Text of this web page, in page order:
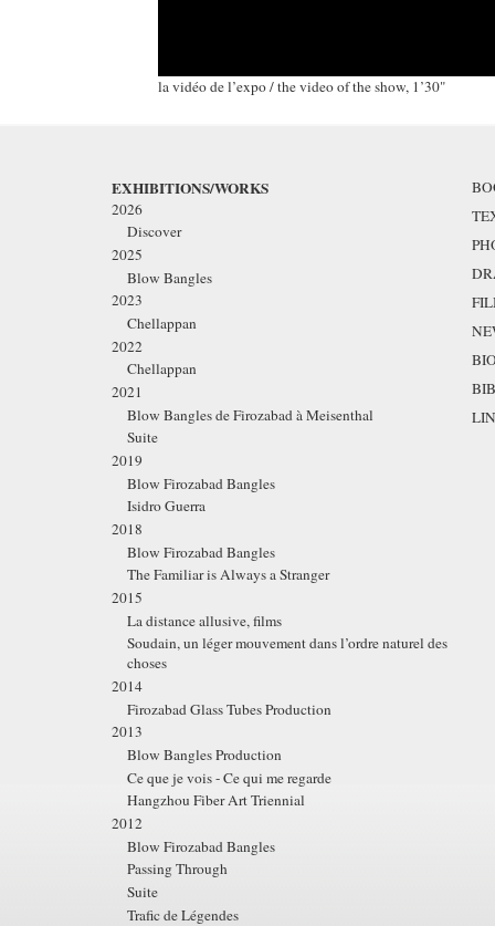
la vidéo de l’expo / the video of the show, 1’30"
EXHIBITIONS/WORKS
2026
Discover
2025
Blow Bangles
2023
Chellappan
2022
Chellappan
2021
Blow Bangles de Firozabad à Meisenthal
Suite
2019
Blow Firozabad Bangles
Isidro Guerra
2018
Blow Firozabad Bangles
The Familiar is Always a Stranger
2015
La distance allusive, films
Soudain, un léger mouvement dans l’ordre naturel des
choses
2014
Firozabad Glass Tubes Production
2013
Blow Bangles Production
Ce que je vois - Ce qui me regarde
Hangzhou Fiber Art Triennial
2012
Blow Firozabad Bangles
Passing Through
Suite
Trafic de Légendes